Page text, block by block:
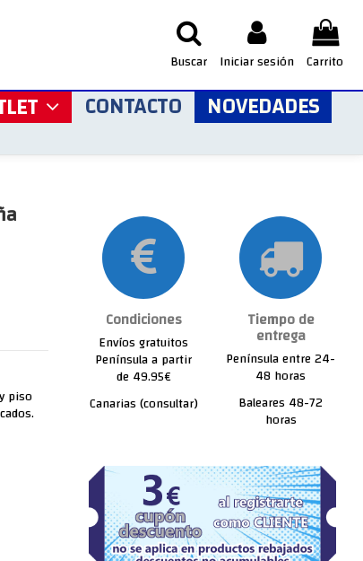
Buscar Iniciar sesión Carrito
CONTACTO NOVEDADES
piso
Condiciones
Envíos gratuitos
Península a partir
de 49.95€
Canarias (consultar)
Tiempo de
entrega
Península entre 24-
48 horas
Baleares 48-72
horas